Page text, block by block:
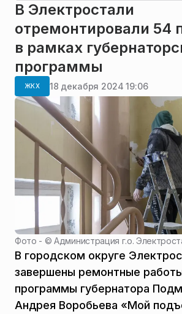
В Электростали
отремонтировали 54
в рамках
программы
ЖКХ 18 декабря 2024 19:06
Фото - ©Администрация г.о.
В городском округе
завершены ремонтные
программы губернатора
Андрея Воробьева «Мой